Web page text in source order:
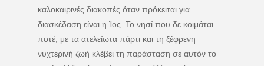
καλοκαιρινές διακοπές όταν πρόκειται για
διασκέδαση είναι η Ίος. Το νησί που δε κοιμάται
ποτέ, με τα ατελείωτα πάρτι και τη ξέφρενη
νυχτερινή ζωή κλέβει τη παράσταση σε αυτόν το